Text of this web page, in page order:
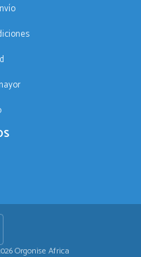
Orgonise Africa